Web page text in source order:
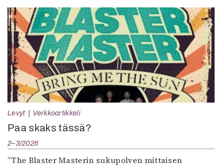
Levyt Verkkoartikkeli
Paa skaks tässä?
2–3/2026
”The Blaster Masterin sukupolven mittaisen